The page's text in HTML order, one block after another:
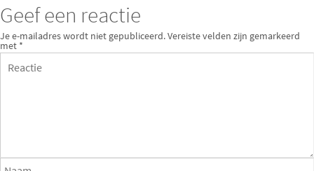
Geef een reactie
Je e-mailadres wordt niet gepubliceerd.Vereiste velden zijn gemarkeerd
met *